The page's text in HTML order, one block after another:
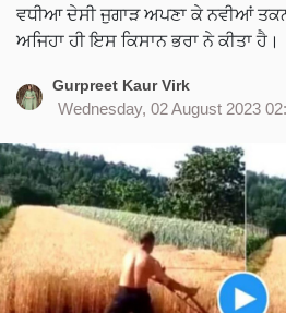
ਵਧੀਆ ਦੇਸੀ ਜੁਗਾੜ ਅਪਣਾ ਕੇ ਨਵੀਆਂ
ਅਜਿਹਾ ਹੀ ਇਸ ਕਿਸਾਨ ਭਰਾ ਨੇ ਕੀਤਾ ਹੈ।
Gurpreet Kaur Virk
Wednesday, 02 August 2023